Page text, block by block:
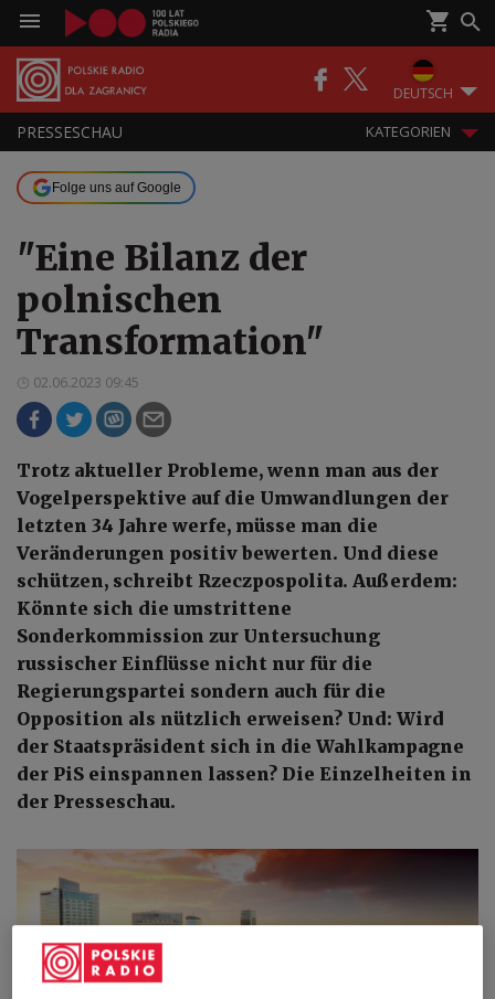
DEUTSCH
PRESSESCHAU KATEGORIEN
Folge uns auf Google
"Eine Bilanz der
polnischen
Transformation"
02.06.2023 09:45
Trotz aktueller Probleme, wenn man aus der
Vogelperspektive auf die Umwandlungen der
letzten 34 Jahre werfe, müsse man die
Veränderungen positiv bewerten. Und diese
schützen, schreibt Rzeczpospolita. Außerdem:
Könnte sich die umstrittene
Sonderkommission zur Untersuchung
russischer Einflüsse nicht nur für die
Regierungspartei sondern auch für die
Opposition als nützlich erweisen? Und: Wird
der Staatspräsident sich in die Wahlkampagne
der PiS einspannen lassen? Die Einzelheiten in
der Presseschau.